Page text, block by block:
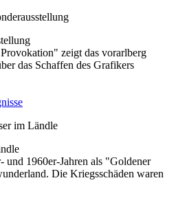
zeigt das vorarlberg
das Schaffen des Grafikers
und 1960er-Jahren als "Goldener
Die Kriegsschäden waren